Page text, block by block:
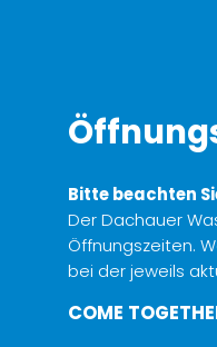
Bitte beachten
Der Dachauer
Öffnungszeiten.
bei der jeweils
COME